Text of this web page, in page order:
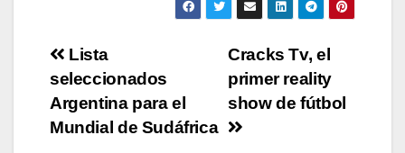
Navegación
de
entradas
Cracks Tv, el
primer reality
show de fútbol
Lista
seleccionados
Argentina para el
Mundial de Sudáfrica